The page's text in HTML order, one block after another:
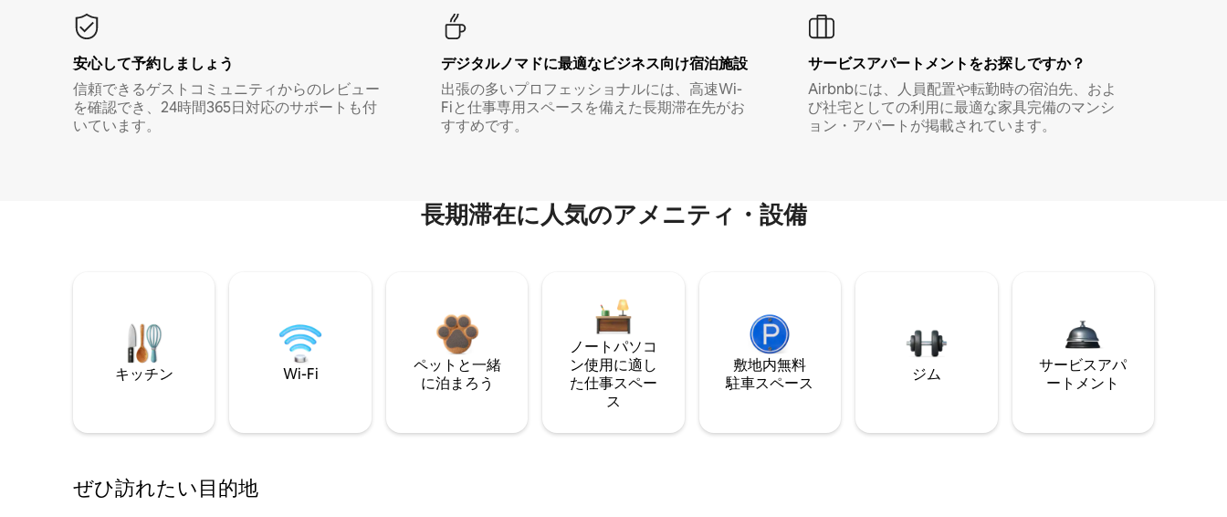
安心して予約しましょう
信頼できるゲストコミュニティからのレビュー
を確認でき、24時間365日対応のサポートも付
いています。
デジタルノマド⁠に最⁠適⁠なビ⁠ジ⁠ネ⁠ス⁠向⁠け宿⁠泊⁠施⁠設
出張の多いプロフェッショナルには、高速Wi-
Fiと仕事専用スペースを備えた長期滞在先がお
すすめです。
サービスアパートメントをお探しですか？
Airbnbには、人員配置や転勤時の宿泊先、およ
び社宅としての利用に最適な家具完備のマンシ
ョン・アパートが掲載されています。
長期滞在に人気のアメニティ・設備
キッチン Wi-Fi
ペットと一緒
に泊まろう
ノートパソコ
ン使用に適し
た仕事スペー
ス
敷地内無料
駐⁠車ス⁠ペ⁠ー⁠ス
ジム
サービスアパ
ートメント
ぜひ訪⁠れ⁠た⁠い目⁠的⁠地